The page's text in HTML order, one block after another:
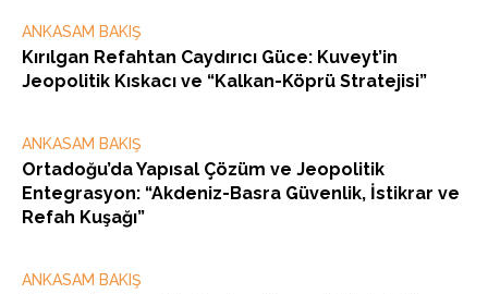
ANKASAM BAKIŞ
Kırılgan Refahtan Caydırıcı Güce: Kuveyt’in
Jeopolitik Kıskacı ve “Kalkan-Köprü Stratejisi”
ANKASAM BAKIŞ
Ortadoğu’da Yapısal Çözüm ve Jeopolitik
Entegrasyon: “Akdeniz-Basra Güvenlik, İstikrar ve
Refah Kuşağı”
ANKASAM BAKIŞ